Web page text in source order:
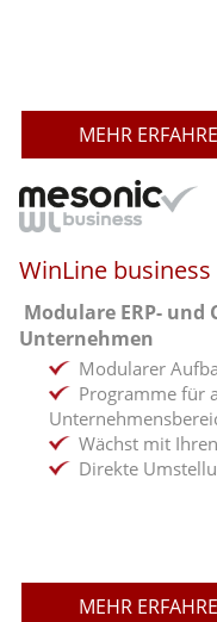
MEHR
WinLine business
Modulare ERP- und
Unternehmen
Modularer
Programme für
Wächst mit
Direkte
MEHR